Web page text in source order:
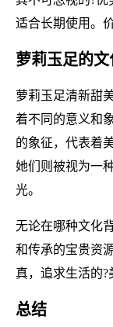
适合长期使用。
萝莉玉足的
萝莉玉足清新甜
着不同的意义和
的象征，代表着
她们则被视为一
光。
无论在哪种文化
和传承的宝贵资
真，追求生活的?
总结